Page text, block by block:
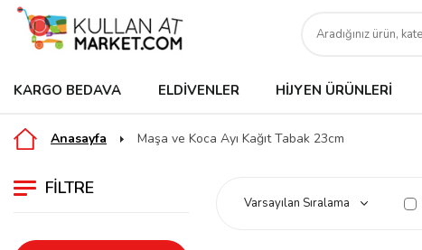
KARGO BEDAVA ELDIVENLER HIJYEN ÜRÜNLERI
Anasayfa Maşa ve Koca Ayı Kağıt Tabak 23cm
FILTRE